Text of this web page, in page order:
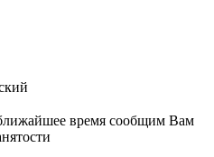
время сообщим Вам